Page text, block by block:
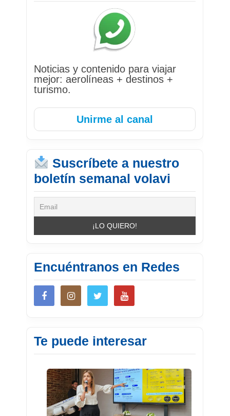
Noticias y contenido para viajar
mejor: aerolíneas + destinos +
turismo.
Unirme al canal
Suscríbete a nuestro
boletín semanal volavi
Encuéntranos en Redes
Te puede interesar